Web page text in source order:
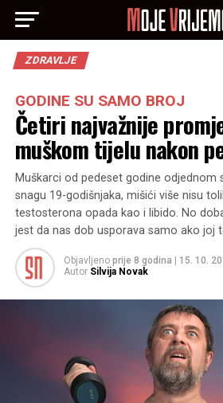
ZDRAVLJE
GODINE SU SAMO BROJ
Četiri najvažnije
muškom tijelu nakon
Muškarci od pedeset godine odjednom
snagu 19-godišnjaka, mišići više nisu
testosterona opada kao i libido. No
jest da nas dob usporava samo ako joj
Objavljeno prije 8 godina
15. 10.
Autor Silvija Novak